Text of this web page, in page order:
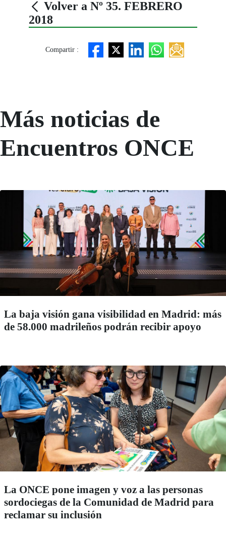
Volver a Nº 35. FEBRERO
2018
Compartir :
Más noticias de
Encuentros ONCE
La baja visión gana visibilidad en Madrid: más
de 58.000 madrileños podrán recibir apoyo
La ONCE pone imagen y voz a las personas
sordociegas de la Comunidad de Madrid para
reclamar su inclusión